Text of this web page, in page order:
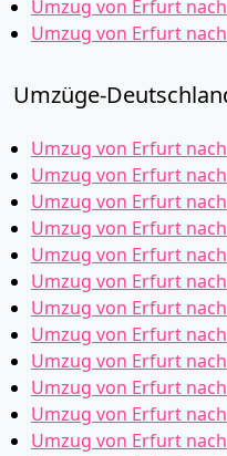
Umzug von Erfurt
Umzug von Erfurt
Umzüge-
Umzug von Erfurt
Umzug von Erfurt
Umzug von Erfurt
Umzug von Erfurt
Umzug von Erfurt
Umzug von Erfurt
Umzug von Erfurt
Umzug von Erfurt
Umzug von Erfurt
Umzug von Erfurt
Umzug von Erfurt
Umzug von Erfurt